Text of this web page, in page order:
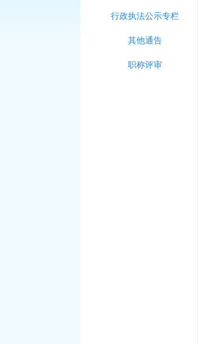
行政执法公示专栏
其他通告
职称评审